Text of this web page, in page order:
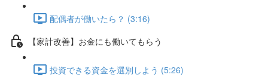
配偶者が働いたら？ (3:16)
【家計改善】お金にも働いてもらう
投資できる資金を選別しよう (5:26)